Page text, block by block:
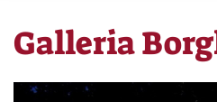
here
Galleria